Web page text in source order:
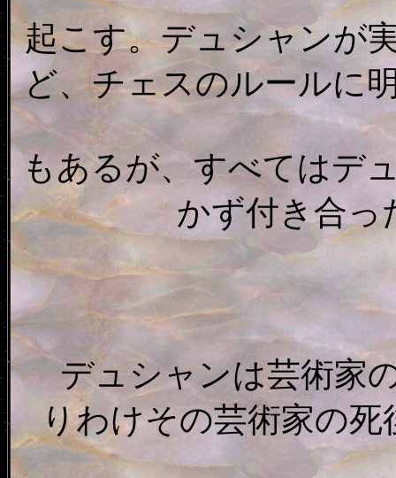
起こす。デュシャンが
ど、チェスのルールに
もあるが、すべてはデ
かず付き合っ
デュシャンは芸術家
りわけその芸術家の